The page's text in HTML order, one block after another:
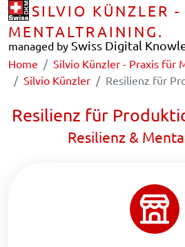
SILVIO KÜNZLER -
MENTALTRAINING.
managed by Swiss Digital
Home
Silvio Künzler - Praxis für
Silvio Künzler
Resilienz für
Resilienz für
Resilienz &